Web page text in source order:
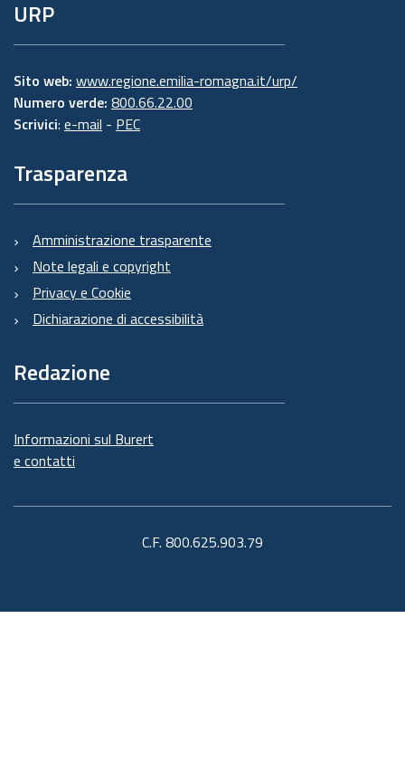
URP
Sito web: www.regione.emilia-romagna.it/urp/
Numero verde: 800.66.22.00
Scrivici: e-mail - PEC
Trasparenza
Amministrazione trasparente
Note legali e copyright
Privacy e Cookie
Dichiarazione di accessibilità
Redazione
Informazioni sul Burert
e contatti
C.F. 800.625.903.79